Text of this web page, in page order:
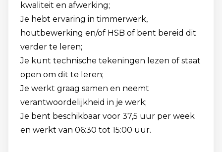
kwaliteit en afwerking;
Je hebt ervaring in timmerwerk,
houtbewerking en/of HSB of bent bereid dit
verder te leren;
Je kunt technische tekeningen lezen of staat
open om dit te leren;
Je werkt graag samen en neemt
verantwoordelijkheid in je werk;
Je bent beschikbaar voor 37,5 uur per week
en werkt van 06:30 tot 15:00 uur.